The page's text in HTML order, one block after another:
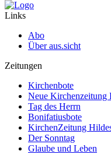
Links
Abo
Über aus.sicht
Zeitungen
Kirchenbote
Neue Kirchenzeitung
Tag des Herrn
Bonifatiusbote
KirchenZeitung
Der Sonntag
Glaube und Leben